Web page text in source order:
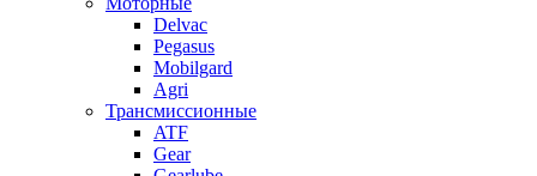
Delvac
Pegasus
Mobilgard
Agri
Трансмиссионные
ATF
Gear